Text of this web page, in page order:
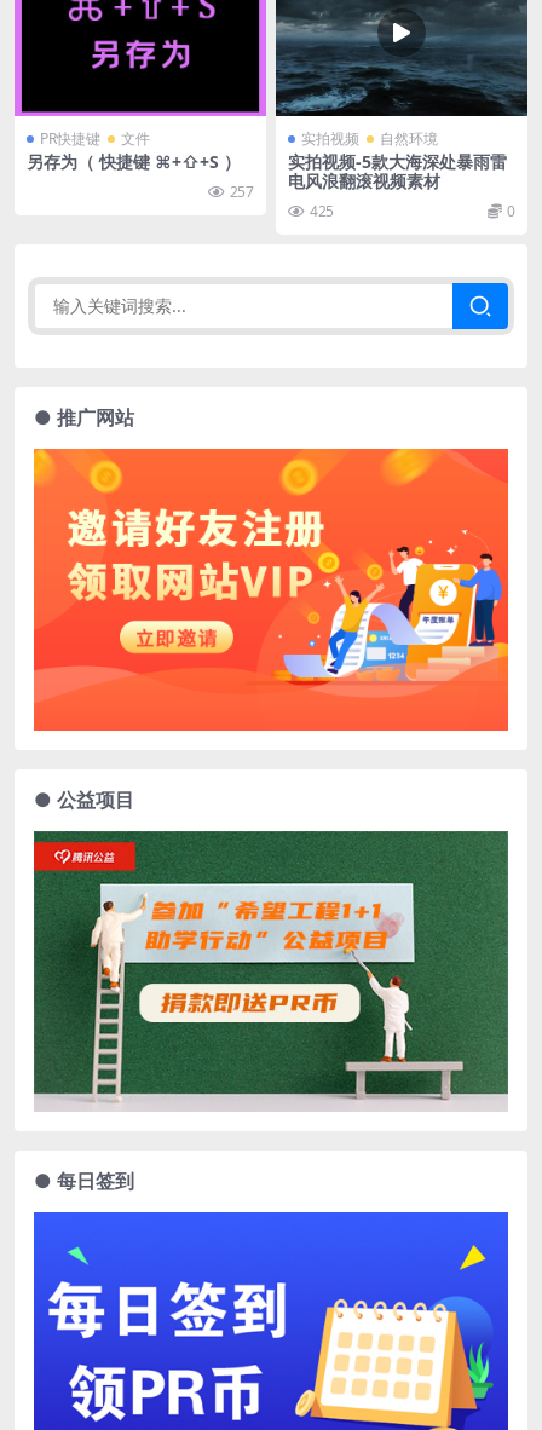
PR快捷键 文件
另存为（ 快捷键 ⌘+⇧+S ）
257
实拍视频 自然环境
实拍视频-5款大海深处暴雨雷
电风浪翻滚视频素材
425 0
● 推广网站
● 公益项目
● 每日签到